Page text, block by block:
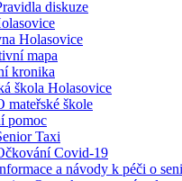
diskuze
Holasovice
mapa
kronika
škola Holasovice
mateřské škole
pomoc
Taxi
Covid-19
a návody k péči o